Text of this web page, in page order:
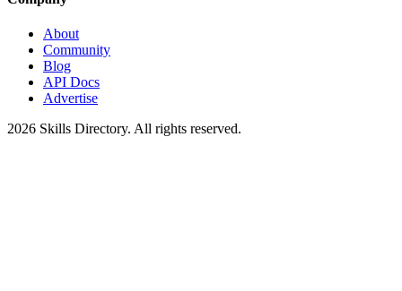
About
Community
Blog
API Docs
Advertise
2026 Skills Directory. All rights reserved.